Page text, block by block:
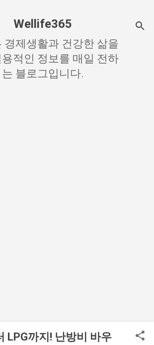
Wellife365
경제생활과 건강한 삶을
적인 정보를 매일 전하
는 블로그입니다.
LPG까지! 난방비 바우